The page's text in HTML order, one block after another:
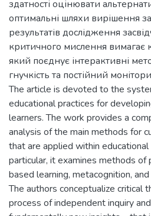
здатності оцінювати
оптимальні шляхи вирішення
результатів дослідження
критичного мислення вимагає
який поєднує інтерактивні
гнучкість та постійний
The article is devoted to the
educational practices for
learners. The work provides a
analysis of the main methods for
that are applied within educational
particular, it examines methods
based learning, metacognition,
The authors conceptualize critical
process of independent inquiry